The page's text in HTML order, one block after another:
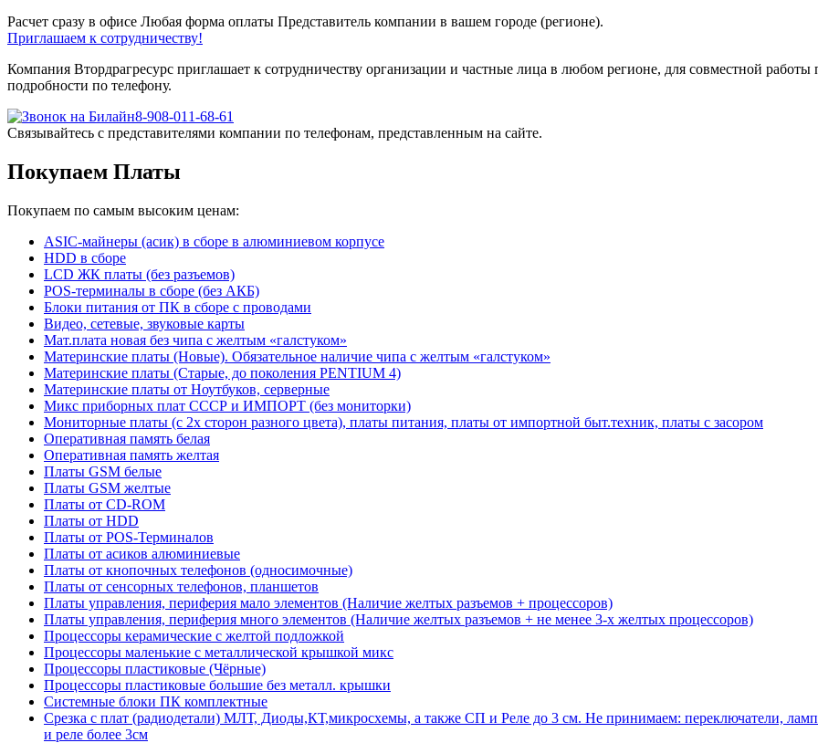
Расчет сразу в офисе Любая форма оплаты Представитель компании в вашем городе (регионе).
Приглашаем к сотрудничеству!
Компания Втордрагресурс приглашает к сотрудничеству организации и частные лица в любом регионе, для совместной
подробности по телефону.
8-908-011-68-61
Связывайтесь с представителями компании по телефонам, представленным на сайте.
Покупаем Платы
Покупаем по самым высоким ценам:
ASIC-майнеры (асик) в сборе в алюминиевом корпусе
HDD в сборе
LCD ЖК платы (без разъемов)
POS-терминалы в сборе (без АКБ)
Блоки питания от ПК в сборе с проводами
Видео, сетевые, звуковые карты
Мат.плата новая без чипа с желтым «галстуком»
Материнские платы (Новые). Обязательное наличие чипа с желтым «галстуком»
Материнские платы (Старые, до поколения PENTIUM 4)
Материнские платы от Ноутбуков, серверные
Микс приборных плат СССР и ИМПОРТ (без мониторки)
Мониторные платы (с 2х сторон разного цвета), платы питания, платы от импортной быт.техник, платы с засором
Оперативная память белая
Оперативная память желтая
Платы GSM белые
Платы GSM желтые
Платы от CD-ROM
Платы от HDD
Платы от POS-Терминалов
Платы от асиков алюминиевые
Платы от кнопочных телефонов (односимочные)
Платы от сенсорных телефонов, планшетов
Платы управления, периферия мало элементов (Наличие желтых разъемов + процессоров)
Платы управления, периферия много элементов (Наличие желтых разъемов + не менее 3-х желтых процессоров)
Процессоры керамические с желтой подложкой
Процессоры маленькие с металлической крышкой микс
Процессоры пластиковые (Чёрные)
Процессоры пластиковые большие без металл. крышки
Системные блоки ПК комплектные
Срезка с плат (радиодетали) МЛТ, Диоды,КТ,микросхемы, а также СП и Реле до 3 см. Не принимаем: переключатели,
и реле более 3см